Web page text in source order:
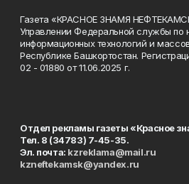
Газета «КРАСНОЕ ЗНАМЯ
Управлении Федеральной службы по
информационных технологий и
Республике Башкортостан.
02 - 01880 от 11.06.2025 г.
Отдел рекламы газеты «Красное
Тел. 8 (34783) 7-45-35.
Эл. почта: kzreklama@mail.ru
kzneftekamsk@yandex.ru